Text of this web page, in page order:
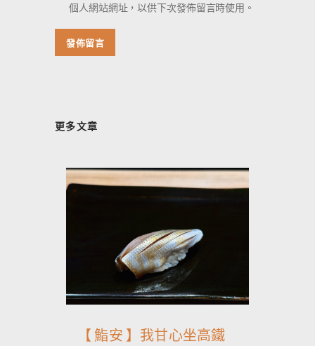
個人網站網址，以供下次發佈留言時使用。
更多文章
【 鮨安 】我甘心坐高鐵